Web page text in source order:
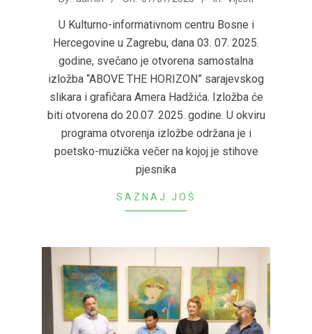
U Kulturno-informativnom centru Bosne i
Hercegovine u Zagrebu, dana 03. 07. 2025.
godine, svečano je otvorena samostalna
izložba “ABOVE THE HORIZON” sarajevskog
slikara i grafičara Amera Hadžića. Izložba će
biti otvorena do 20.07. 2025. godine. U okviru
programa otvorenja izložbe održana je i
poetsko-muzička večer na kojoj je stihove
pjesnika
SAZNAJ JOŠ